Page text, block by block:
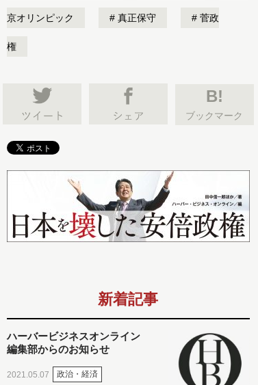
京オリンピック 真正保守 菅政
権
B!
ブックマーク
新着記事
ハーバービジネスオンライン
編集部からのお知らせ
2021.05.07 政治・経済